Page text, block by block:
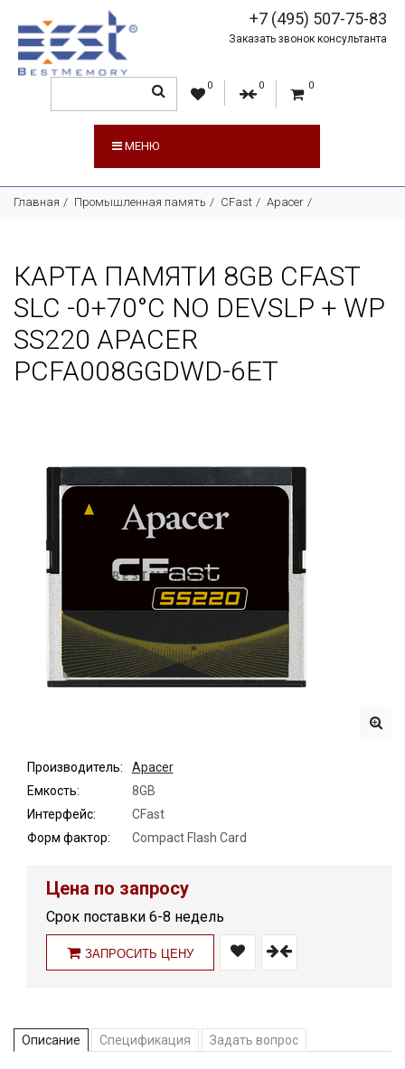
+7 (495) 507-75-83
Заказать звонок консультанта
0 0 0
МЕНЮ
Главная Промышленная память CFast Apacer
КАРТА ПАМЯТИ 8GB CFAST
SLC -0+70°C NO DEVSLP + WP
SS220 APACER
PCFA008GGDWD-6ET
Производитель:
Apacer
Емкость:
8GB
Интерфейс:
CFast
Форм фактор:
Compact Flash Card
Цена по запросу
Срок поставки 6-8 недель
ЗАПРОСИТЬ ЦЕНУ
Описание Спецификация Задать вопрос